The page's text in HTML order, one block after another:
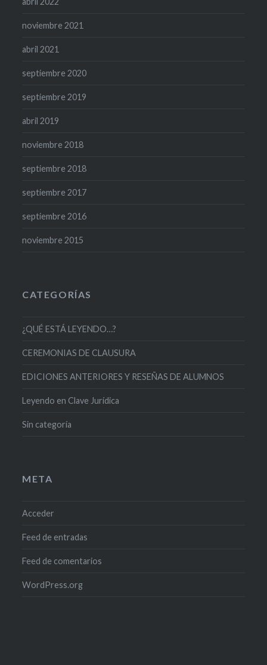
noviembre 2021
abril 2021
septiembre 2020
septiembre 2019
abril 2019
noviembre 2018
septiembre 2018
septiembre 2017
septiembre 2016
noviembre 2015
CATEGORÍAS
¿QUÉ ESTÁ LEYENDO…?
CEREMONIAS DE CLAUSURA
EDICIONES ANTERIORES Y RESEÑAS DE ALUMNOS
Leyendo en Clave Jurídica
Sin categoría
META
Acceder
Feed de entradas
Feed de comentarios
WordPress.org